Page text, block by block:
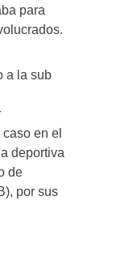
para
a la sub
en el
deportiva
de
por sus